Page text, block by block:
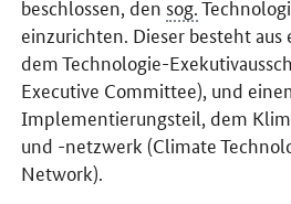
beschlossen, den sog.
einzurichten. Dieser besteht
dem Technologie-
Executive Committee), und
Implementierungsteil, dem
und -netzwerk (Climate
Network).